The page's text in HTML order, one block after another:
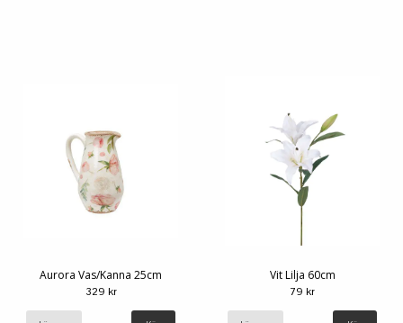
Aurora Vas/Kanna 25cm
329 kr
Vit Lilja 60cm
79 kr